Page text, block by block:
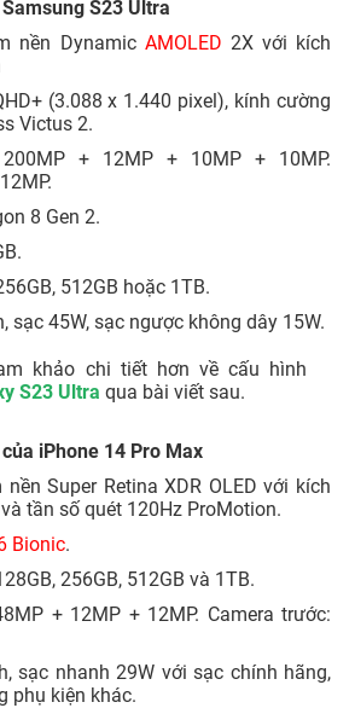
S23 Ultra
nền Dynamic AMOLED 2X với kích
(3.088 x 1.440 pixel), kính cường
Victus 2.
200MP + 12MP + 10MP + 10MP.
8 Gen 2.
512GB hoặc 1TB.
sạc 45W, sạc ngược không dây 15W.
khảo chi tiết hơn về cấu hình
S23 Ultra qua bài viết sau.
iPhone 14 Pro Max
Super Retina XDR OLED với kích
tần số quét 120Hz ProMotion.
Bionic.
256GB, 512GB và 1TB.
+ 12MP + 12MP. Camera trước:
sạc nhanh 29W với sạc chính hãng,
phụ kiện khác.